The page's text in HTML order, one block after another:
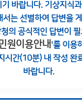
바랍니다. 기상지식
서는 선별하여 답변을
의 공식적인 답변이
원이용안내 '를 이용
시간(10분) 내 작성 완
바랍니다.